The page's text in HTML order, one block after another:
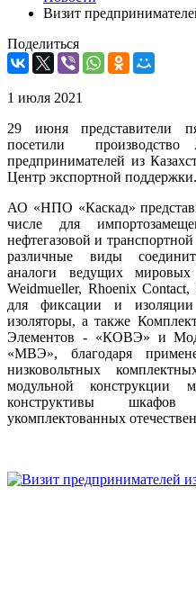
Визит
Поделиться
1 июля 2021
29 июня представители
посетили
предпринимателей из
Центр экспортной поддержки.
АО «НПО «Каскад»
числе для
нефтегазовой и
различные виды
аналоги ведущих
Weidmueller, Rhoenix
для фиксации и
изоляторы, а также
Элементов - «КОВЭ» и
«МВЭ», благодаря
низковольтных
модульной конструкции
конструктивы
укомплектованных